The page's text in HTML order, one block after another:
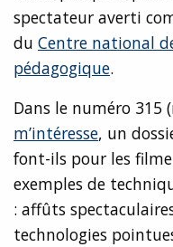
spectateur averti
du Centre national
pédagogique.
Dans le numéro 315
m’intéresse, un
font-ils pour les
exemples de
: affûts
technologies